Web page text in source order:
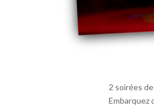
2 soirées
Embarquez